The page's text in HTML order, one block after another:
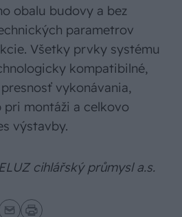
obalu budovy a bez
parametrov
Všetky prvky systému
kompatibilné,
vykonávania,
montáži a celkovo
výstavby.
cihlářský průmysl a.s.